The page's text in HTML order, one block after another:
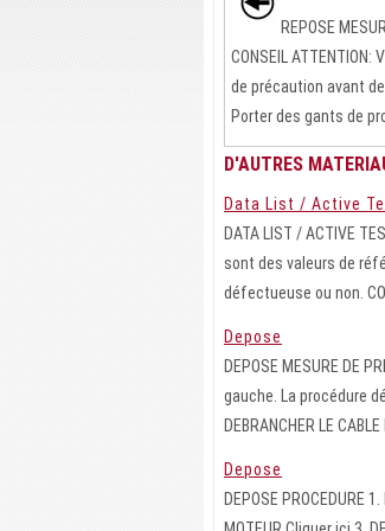
REPOSE
CONSEIL
de précaution avant
Porter des gants de pro
D'AUTRES
Data List / Active
DATA LIST / ACTIVE
sont des valeurs de
défectueuse ou non.
Depose
DEPOSE MESURE DE
gauche. La procédure
DEBRANCHER LE
Depose
DEPOSE PROCEDURE